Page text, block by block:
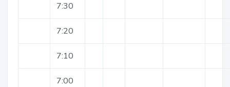
7:30
7:20
7:10
7:00